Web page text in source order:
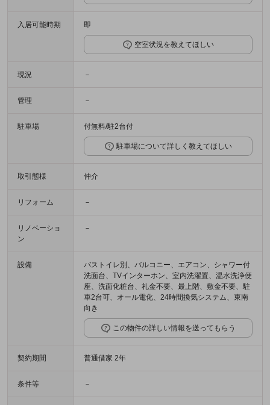
入居可能時期 即
空室状況を教えてほしい
現況 －
管理 －
駐車場 付無料/駐2台付
駐車場について詳しく教えてほしい
取引態様 仲介
リフォーム －
リノベーショ
ン
－
設備
バストイレ別、バルコニー、エアコン、シャワー付
洗面台、TVインターホン、室内洗濯置、温水洗浄便
座、洗面化粧台、礼金不要、最上階、敷金不要、駐
車2台可、オール電化、24時間換気システム、東南
向き
この物件の詳しい情報を送ってもらう
契約期間 普通借家 2年
条件等 －